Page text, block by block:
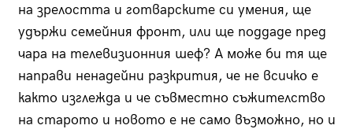
на зрелостта и готварските си умения, ще
удържи семейния фронт, или ще поддаде пред
чара на телевизионния шеф? А може би тя ще
направи ненадейни разкрития, че не всичко е
както изглежда и че съвместно съжителство
на старото и новото е не само възможно, но и